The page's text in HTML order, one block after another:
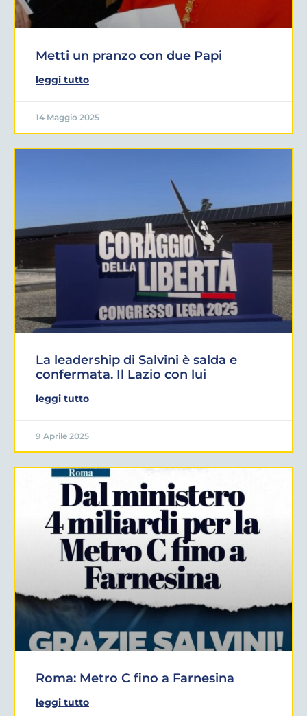
Metti un pranzo con due Papi
leggi tutto
14 Maggio 2025
La leadership di Salvini è salda e
confermata. Il Lazio con lui
leggi tutto
9 Aprile 2025
Roma: Metro C fino a Farnesina
leggi tutto